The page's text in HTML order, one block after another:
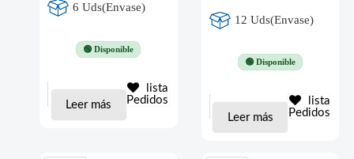
6 Uds(Envase)
🟢 Disponible
Leer más
lista
Pedidos
12 Uds(Envase)
🟢 Disponible
Leer más
lista
Pedidos